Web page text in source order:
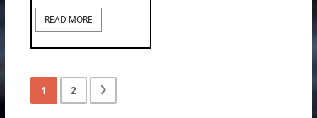
READ MORE
1 2